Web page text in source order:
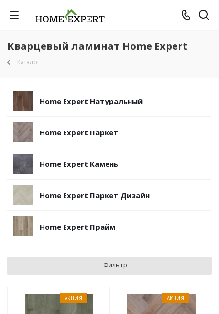
Кварцевый ламинат Home Expert
Каталог
Home Expert Натуральный
Home Expert Паркет
Home Expert Камень
Home Expert Паркет Дизайн
Home Expert Прайм
Фильтр
АКЦИЯ АКЦИЯ